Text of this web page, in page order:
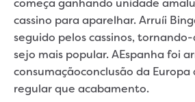
cassino para aparelhar. Arruíi
seguido pelos cassinos,
sejo mais popular. AEspanha foi
consumaçãoconclusão da Europa
regular que acabamento.